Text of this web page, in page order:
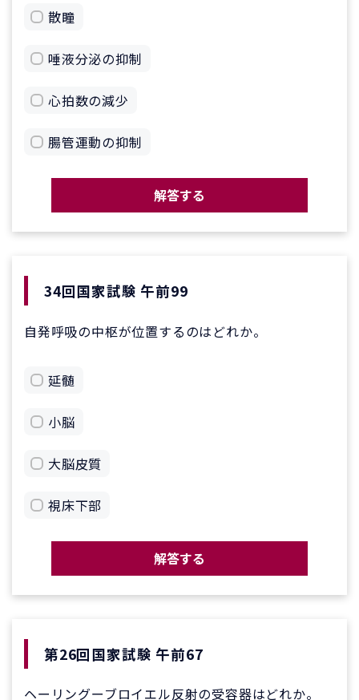
散瞳
唾液分泌の抑制
心拍数の減少
腸管運動の抑制
解答する
34回国家試験 午前99
自発呼吸の中枢が位置するのはどれか。
延髄
小脳
大脳皮質
視床下部
解答する
第26回国家試験 午前67
ヘーリングーブロイエル反射の受容器はどれか。